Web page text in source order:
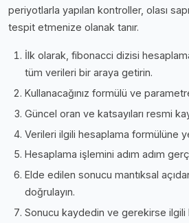
periyotlarla yapılan kontroller, olası
tespit etmenize olanak tanır.
İlk olarak, fibonacci dizisi
tüm verileri bir araya getirin.
Kullanacağınız formülü ve
Güncel oran ve katsayıları resmi
Verileri ilgili hesaplama formülüne
Hesaplama işlemini adım adım
Elde edilen sonucu mantıksal
doğrulayın.
Sonucu kaydedin ve gerekirse ilgili